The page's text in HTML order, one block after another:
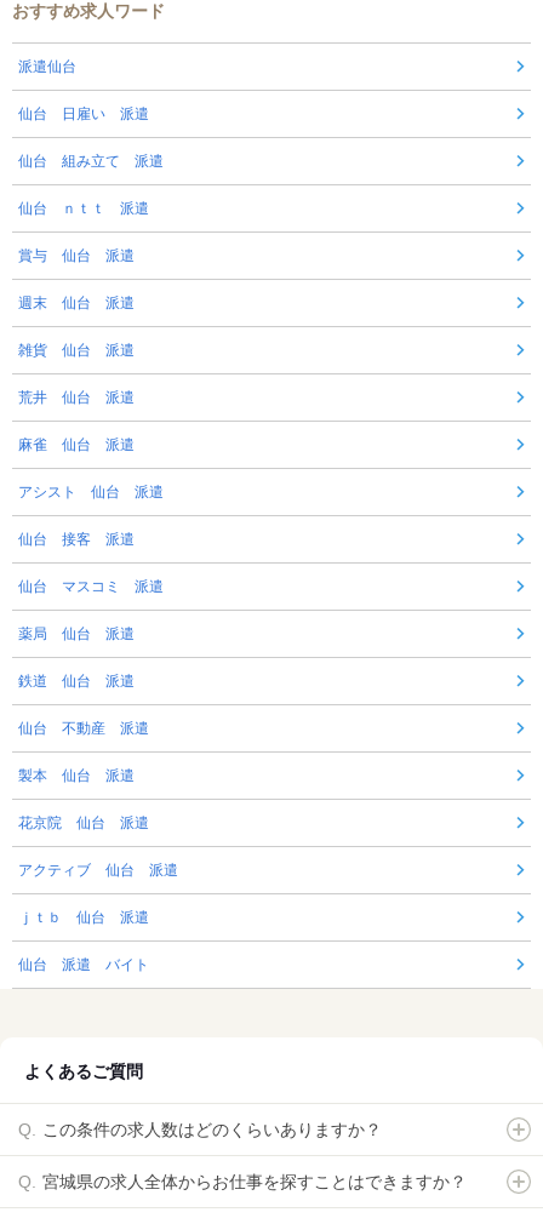
おすすめ求人ワード
派遣仙台
仙台 日雇い 派遣
仙台 組み立て 派遣
仙台 ｎｔｔ 派遣
賞与 仙台 派遣
週末 仙台 派遣
雑貨 仙台 派遣
荒井 仙台 派遣
麻雀 仙台 派遣
アシスト 仙台 派遣
仙台 接客 派遣
仙台 マスコミ 派遣
薬局 仙台 派遣
鉄道 仙台 派遣
仙台 不動産 派遣
製本 仙台 派遣
花京院 仙台 派遣
アクティブ 仙台 派遣
ｊｔｂ 仙台 派遣
仙台 派遣 バイト
よくあるご質問
この条件の求人数はどのくらいありますか？
宮城県の求人全体からお仕事を探すことはできますか？